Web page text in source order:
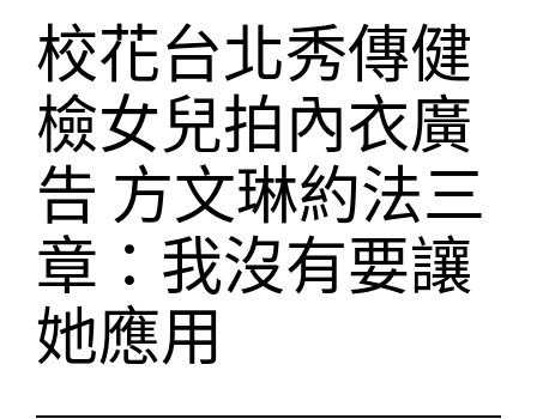
校花台北秀傳健
檢女兒拍內衣廣
告 方文琳約法三
章：我沒有要讓
她應用